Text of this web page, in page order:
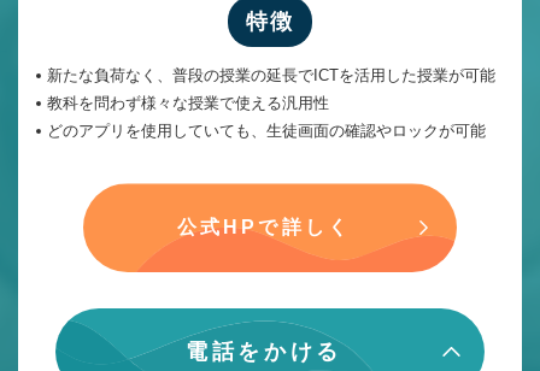
特徴
新たな負荷なく、普段の授業の延長でICTを活用した授業が可能
教科を問わず様々な授業で使える汎用性
どのアプリを使用していても、生徒画面の確認やロックが可能
公式HPで詳しく
電話をかける